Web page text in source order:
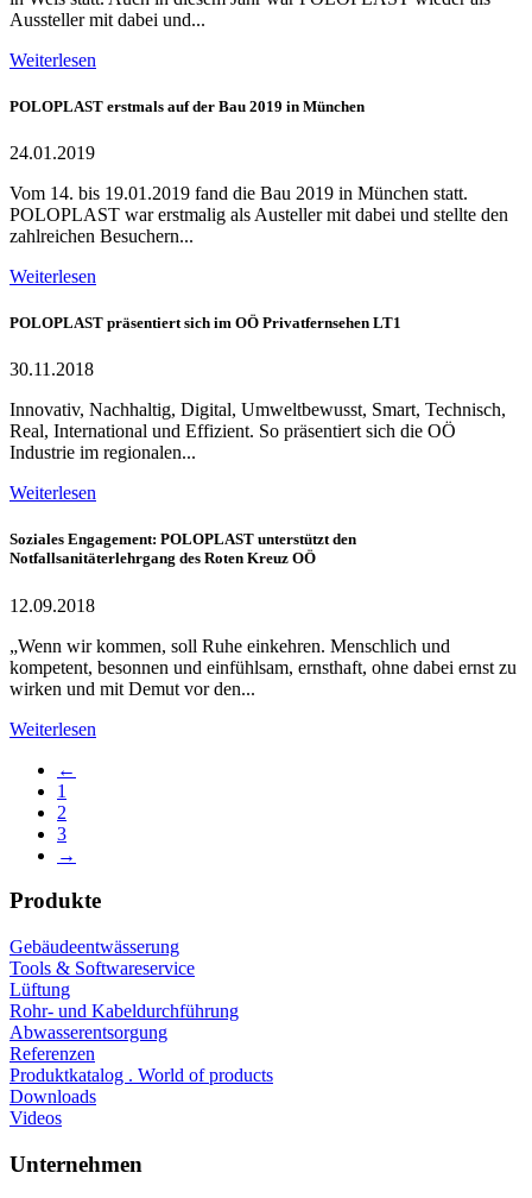
Aussteller mit dabei und...
Weiterlesen
POLOPLAST erstmals auf der Bau 2019 in München
24.01.2019
Vom 14. bis 19.01.2019 fand die Bau 2019 in München statt.
POLOPLAST war erstmalig als Austeller mit dabei und stellte den
zahlreichen Besuchern...
Weiterlesen
POLOPLAST präsentiert sich im OÖ Privatfernsehen LT1
30.11.2018
Innovativ, Nachhaltig, Digital, Umweltbewusst, Smart, Technisch,
Real, International und Effizient. So präsentiert sich die OÖ
Industrie im regionalen...
Weiterlesen
Soziales Engagement: POLOPLAST unterstützt den
Notfallsanitäterlehrgang des Roten Kreuz OÖ
12.09.2018
„Wenn wir kommen, soll Ruhe einkehren. Menschlich und
kompetent, besonnen und einfühlsam, ernsthaft, ohne dabei ernst zu
wirken und mit Demut vor den...
Weiterlesen
←
1
2
3
→
Produkte
Gebäudeentwässerung
Tools & Softwareservice
Lüftung
Rohr- und Kabeldurchführung
Abwasserentsorgung
Referenzen
Produktkatalog . World of products
Downloads
Videos
Unternehmen